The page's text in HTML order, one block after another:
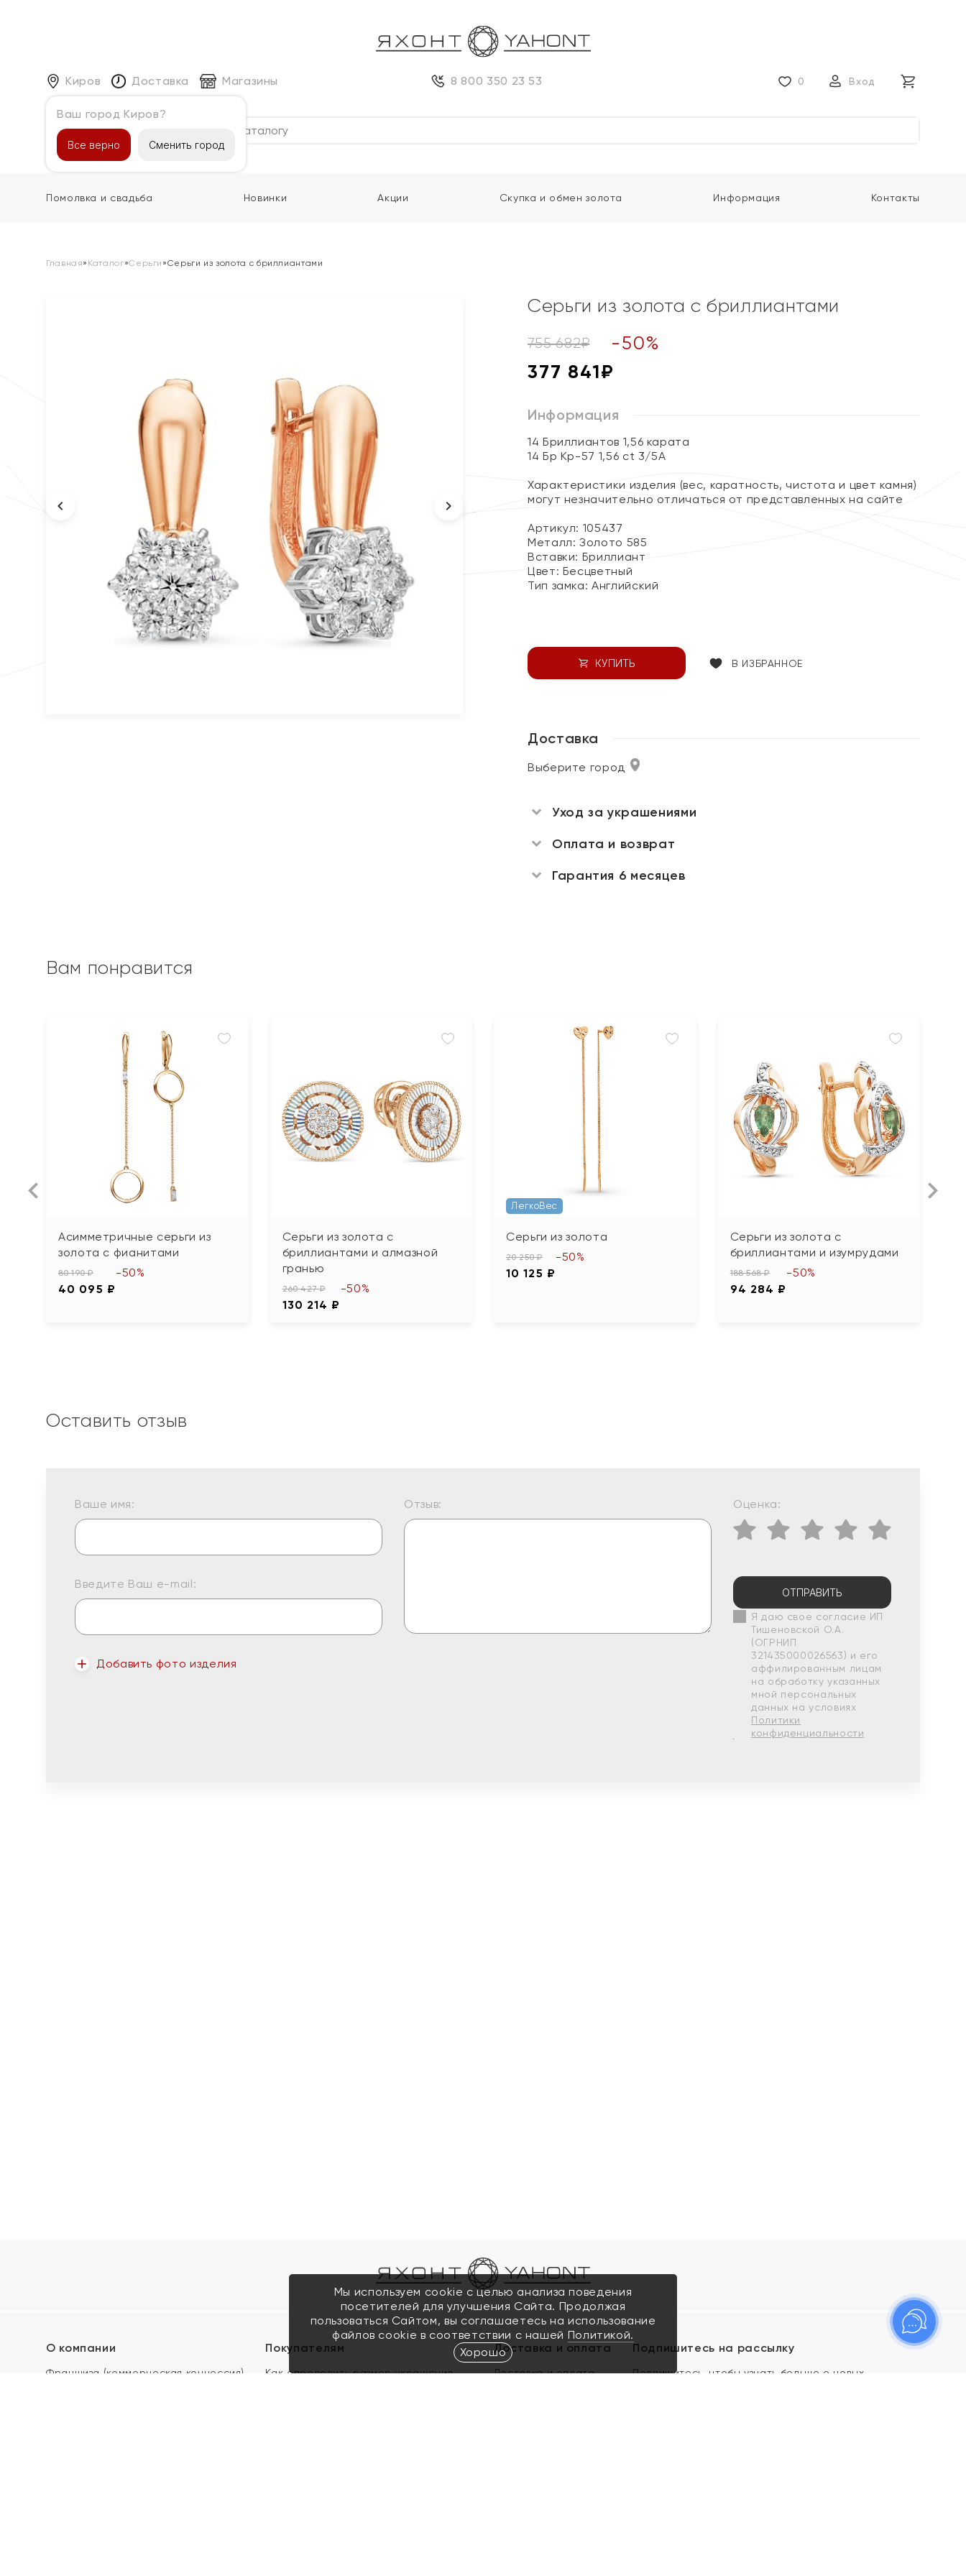
Киров
Ваш город Киров?
Все верно Сменить город
Доставка Магазины 8 800 350 23 53 0 Вход
Каталог
Помолвка и свадьба Новинки Акции Скупка и обмен золота Информация Контакты
Главная» Каталог»Серьги »Серьги из золота с бриллиантами
Серьги из золота с бриллиантами
755 682₽ -50%
377 841₽
Информация
14 Бриллиантов 1,56 карата
14 Бр Кр-57 1,56 ct 3/5А
Характеристики изделия (вес, каратность, чистота и цвет камня)
могут незначительно отличаться от представленных на сайте
Артикул: 105437
Металл:Золото 585
Вставки: Бриллиант
Цвет: Бесцветный
Тип замка:Английский
КУПИТЬ В ИЗБРАННОЕ
Доставка
Выберите город
Уход за украшениями
Оплата и возврат
Гарантия 6 месяцев
Вам понравится
Асимметричные серьги из
золота с фианитами
80 190 ₽
40 095 ₽
-50%
Серьги из золота с
бриллиантами и алмазной
гранью
260 427 ₽
130 214 ₽
-50%
ЛегкоВес
Серьги из золота
20 250 ₽
10 125 ₽
-50%
Серьги из золота с
бриллиантами и изумрудами
188 568 ₽
94 284 ₽
-50%
Оставить отзыв
Ваше имя:
Введите Ваш e-mail:
Добавить фото изделия
Отзыв: Оценка:
ОТПРАВИТЬ
Я даю свое согласие ИП
Тишеновской О.А.
(ОГРНИП
321435000026563) и его
аффилированным лицам
на обработку указанных
мной персональных
данных на условиях
Политики
конфиденциальности
О компании
Франшиза (коммерческая концессия)
Покупателям
Как определить размер украшения
Доставка и оплата
Доставка и оплата
Подпишитесь на рассылку
Подпишитесь, чтобы узнать больше о новых
Мы используем cookie с целью анализа поведения
посетителей для улучшения Сайта. Продолжая
пользоваться Сайтом, вы соглашаетесь на использование
файлов cookie в соответствии с нашей Политикой.
Хорошо